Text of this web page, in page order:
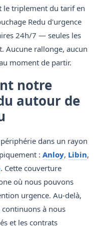
le triplement du tarif en
Redu d'urgence
24h/7 — seules les
Aucune rallonge, aucun
moment de partir.
notre
autour de
dans un rayon
: Anloy, Libin,
. Cette couverture
où nous pouvons
urgence. Au-delà,
à nous
et les contrats